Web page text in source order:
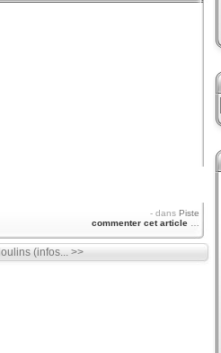
- dans Piste
commenter cet article
(infos... >>